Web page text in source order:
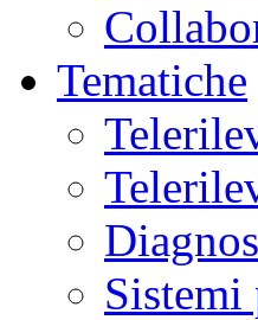
Tematiche